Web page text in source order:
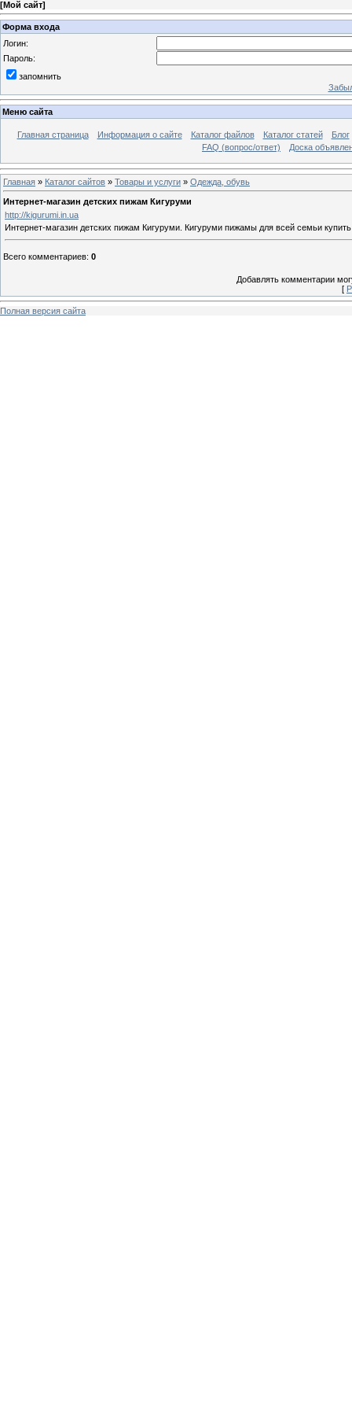
[Мой сайт]
Форма входа
Логин:
Пароль:
запомнить
Меню сайта
Главная страница Информация о сайте Каталог файлов Каталог статей
Блог
FAQ (вопрос/ответ)
Доска
Главная » Каталог сайтов » Товары и услуги » Одежда, обувь
Интернет-магазин детских пижам Кигуруми
http://kigurumi.in.ua
Интернет-магазин детских пижам Кигуруми. Кигуруми пижамы для всей семьи
Всего комментариев: 0
Добавлять комментарии
[
Полная версия сайта